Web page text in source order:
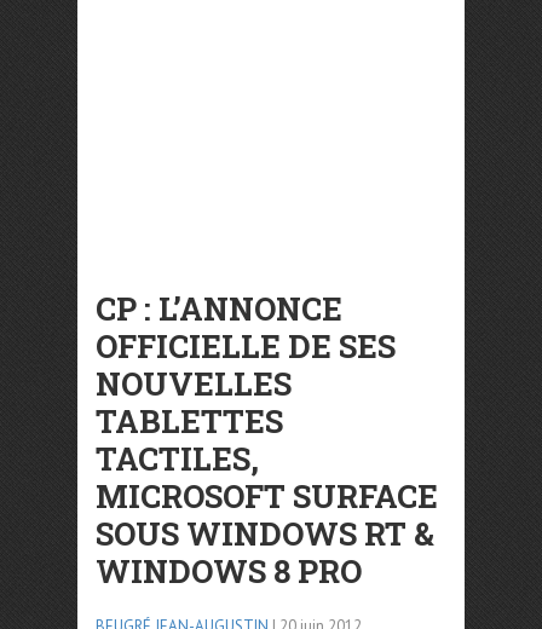
CP : L’ANNONCE
OFFICIELLE DE SES
NOUVELLES
TABLETTES
TACTILES,
MICROSOFT SURFACE
SOUS WINDOWS RT &
WINDOWS 8 PRO